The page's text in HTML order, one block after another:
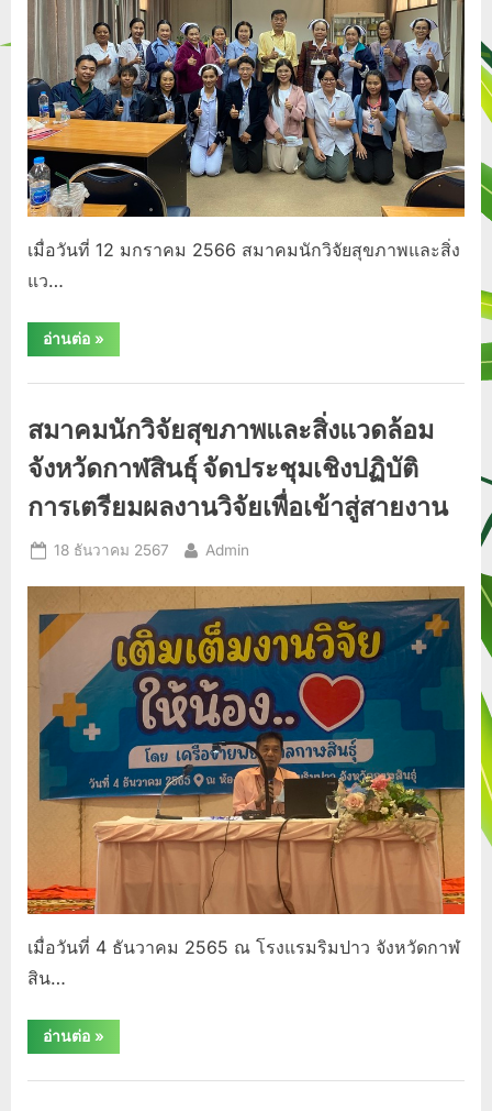
เมื่อวันที่ 12 มกราคม 2566 สมาคมนักวิจัยสุขภาพและสิ่ง
แว…
อ่านต่อ“สมาคม
นัก
สุขภาพ
แวดล้อม
จังหวัด
กาฬสินธุ์
จัด
งาน
เวที
แลก
วิชาการ
กับ
คปสอ.เขาวง”
»
ประชาสัมพันธ์
สมาคมนักวิจัยสุขภาพและสิ่งแวดล้อม
จังหวัดกาฬสินธุ์ จัดประชุมเชิงปฏิบัติ
การเตรียมผลงานวิจัยเพื่อเข้าสู่สายงาน
Posted
18 ธันวาคม 2567 By
Admin
เมื่อวันที่ 4 ธันวาคม 2565 ณ โรงแรมริมปาว จังหวัดกาฬ
สิน…
อ่านต่อ“สมาคม
นัก
สุขภาพ
»